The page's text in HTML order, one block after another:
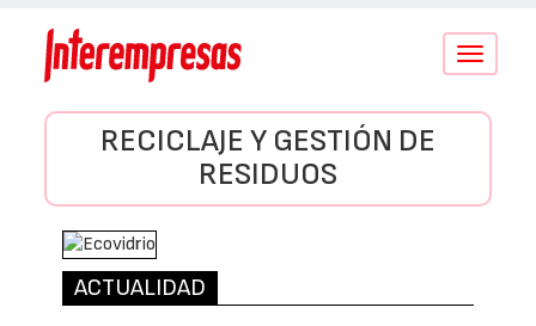
Conmutar
RECICLAJE Y GESTIÓN DE
RESIDUOS
ACTUALIDAD